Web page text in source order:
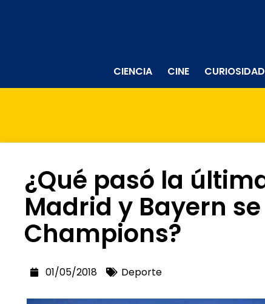
CIENCIA CINE
¿Qué pasó la
Madrid y Bayern
Champions?
01/05/2018 Deporte